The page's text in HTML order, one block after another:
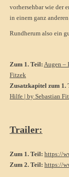
vorhersehbar wie der
in einem ganz
Rundherum also ein
Zum 1. Teil: Augen –
Fitzek
Zusatzkapitel zum 1.
Hilfe | by Sebastian
Trailer:
Zum 1. Teil: https://
Zum 2. Teil: https://